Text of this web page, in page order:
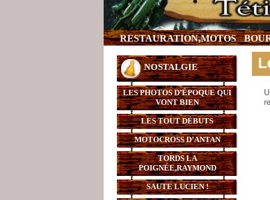
RESTAURATION,MOTOS
NOSTALGIE
LES PHOTOS D’ÉPOQUE QUI
VONT BIEN
LES TOUT DÉBUTS
MOTOCROSS D’ANTAN
TORDS LA
POIGNÉE,RAYMOND
SAUTE LUCIEN !